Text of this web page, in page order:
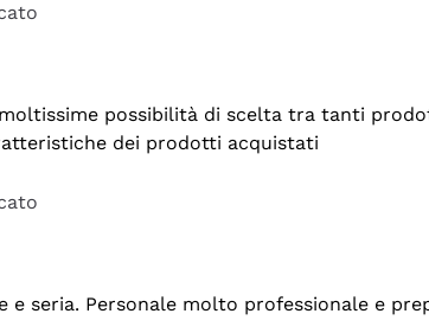
possibilità di scelta tra tanti
dei prodotti acquistati
e seria. Personale molto professionale e